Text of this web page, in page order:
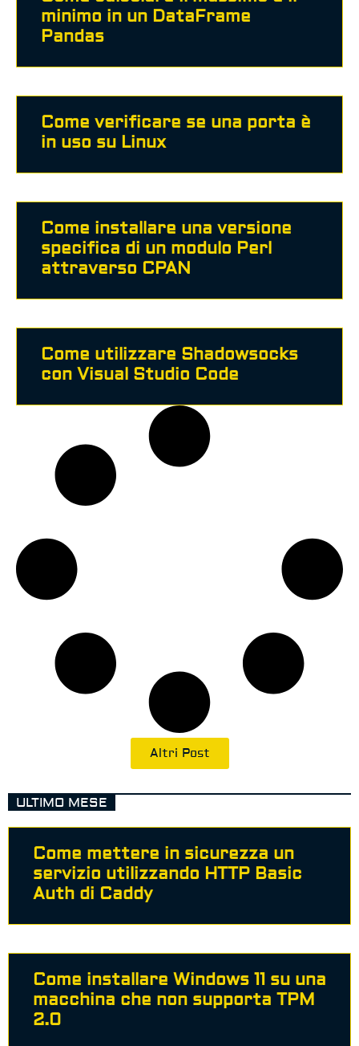
minimo in un DataFrame
Pandas
Come verificare se una porta è
in uso su Linux
Come installare una versione
specifica di un modulo Perl
attraverso CPAN
Come utilizzare Shadowsocks
con Visual Studio Code
Altri Post
ULTIMO MESE
Come mettere in sicurezza un
servizio utilizzando HTTP Basic
Auth di Caddy
Come installare Windows 11 su una
macchina che non supporta TPM
2.0